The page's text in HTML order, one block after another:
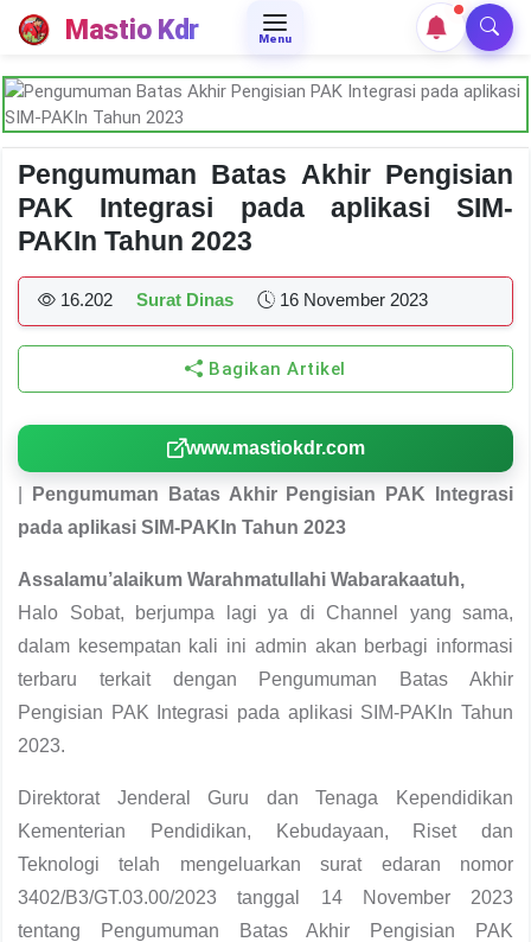
Mastio Kdr Menu
Pengumuman Batas Akhir Pengisian
PAK Integrasi pada aplikasi SIM-
PAKIn Tahun 2023
16.202 Surat Dinas 16 November 2023
Bagikan Artikel
www.mastiokdr.com
Pengumuman Batas Akhir Pengisian PAK Integrasi
pada aplikasi SIM-PAKIn Tahun 2023
Assalamu’alaikum Warahmatullahi Wabarakaatuh,
Halo Sobat, berjumpa lagi ya di Channel yang sama,
dalam kesempatan kali ini admin akan berbagi informasi
terbaru terkait dengan Pengumuman Batas Akhir
Pengisian PAK Integrasi pada aplikasi SIM-PAKIn Tahun
2023.
Direktorat Jenderal Guru dan Tenaga Kependidikan
Kementerian Pendidikan, Kebudayaan, Riset dan
Teknologi telah mengeluarkan surat edaran nomor
3402/B3/GT.03.00/2023 tanggal 14 November 2023
tentang Pengumuman Batas Akhir Pengisian PAK